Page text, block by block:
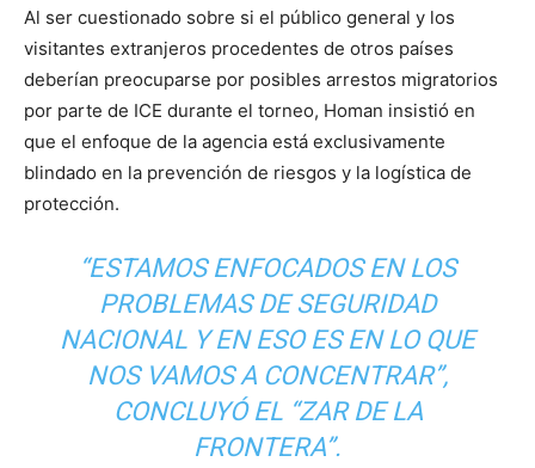
Al ser cuestionado sobre si el público general y los
visitantes extranjeros procedentes de otros países
deberían preocuparse por posibles arrestos migratorios
por parte de ICE durante el torneo, Homan insistió en
que el enfoque de la agencia está exclusivamente
blindado en la prevención de riesgos y la logística de
protección.
“ESTAMOS ENFOCADOS EN LOS
PROBLEMAS DE SEGURIDAD
NACIONAL Y EN ESO ES EN LO QUE
NOS VAMOS A CONCENTRAR”,
CONCLUYÓ EL “ZAR DE LA
FRONTERA”.